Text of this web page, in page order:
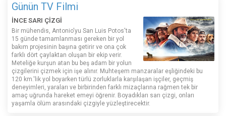
Günün TV Filmi
İNCE SARI ÇİZGİ
Bir mühendis, Antonio'yu San Luis Potos'ta
15 günde tamamlanması gereken bir yol
bakım projesinin başına getirir ve ona çok
farklı dört çaylaktan oluşan bir ekip verir.
Meteliğe kurşun atan bu beş adam bir yolun
çizgilerini çizmek için işe alınır. Muhteşem manzaralar eşliğindeki bu
120 km.'lik yol boyarken türlü zorluklarla karşılaşan işçiler, geçmiş
deneyimleri, yaraları ve birbirinden farklı mizaçlarına rağmen tek bir
amaç uğrunda hareket emeyi öğrenir. Boyadıkları sarı çizgi, onları
yaşamla ölüm arasındaki çizgiyle yüzleştirecektir.